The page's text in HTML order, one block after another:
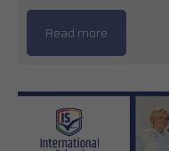
Read more